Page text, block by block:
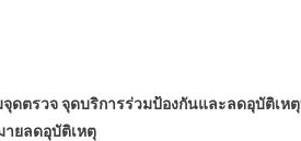
ดตรวจ จุดบริการร่วมป้องกันและลดอุบัติเห
ายลดอุบัติเหตุ